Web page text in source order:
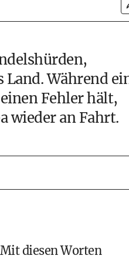
Während
Fehler hält,
wieder an Fahrt.
diesen Worten